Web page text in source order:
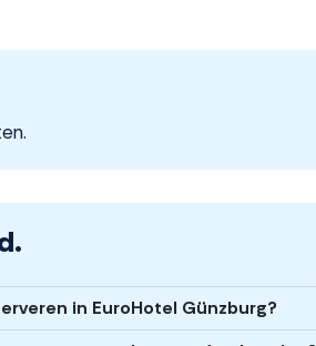
in EuroHotel Günzburg?